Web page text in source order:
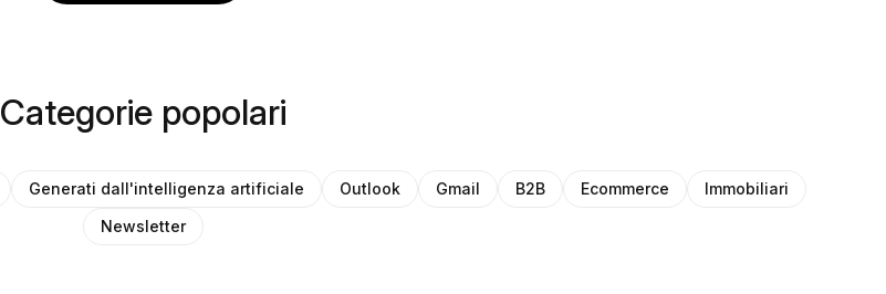
Categorie popolari
Generati dall'intelligenza artificiale Outlook Gmail B2B Ecommerce
Immobiliari
Newsletter